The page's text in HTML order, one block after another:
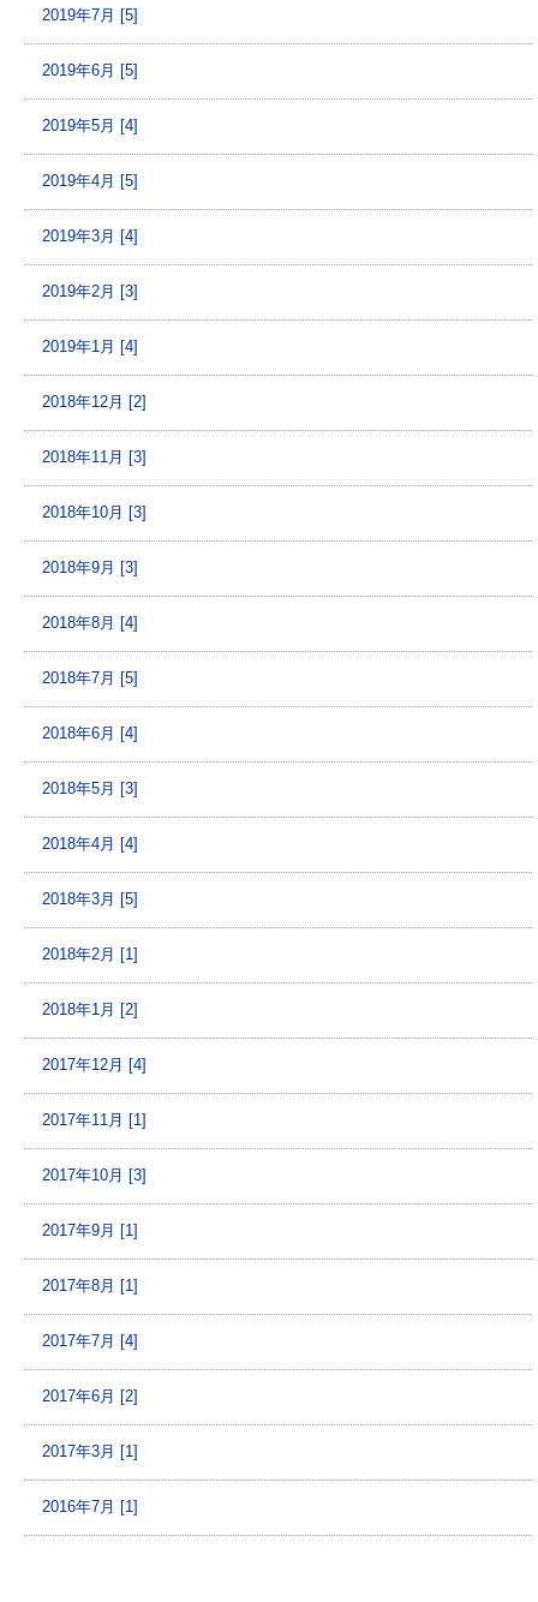
2019年7月 [5]
2019年6月 [5]
2019年5月 [4]
2019年4月 [5]
2019年3月 [4]
2019年2月 [3]
2019年1月 [4]
2018年12月 [2]
2018年11月 [3]
2018年10月 [3]
2018年9月 [3]
2018年8月 [4]
2018年7月 [5]
2018年6月 [4]
2018年5月 [3]
2018年4月 [4]
2018年3月 [5]
2018年2月 [1]
2018年1月 [2]
2017年12月 [4]
2017年11月 [1]
2017年10月 [3]
2017年9月 [1]
2017年8月 [1]
2017年7月 [4]
2017年6月 [2]
2017年3月 [1]
2016年7月 [1]